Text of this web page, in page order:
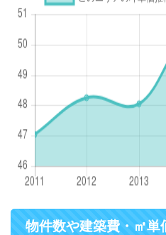
物件数や建築費・㎡単